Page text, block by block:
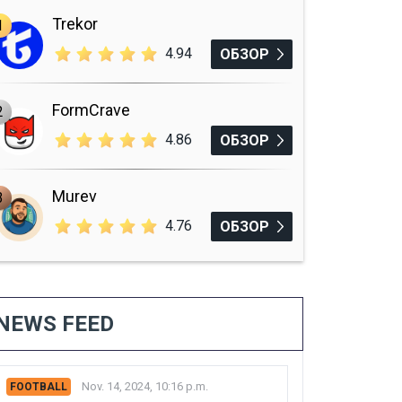
Trekor
4.94 ОБЗОР
FormCrave
4.86 ОБЗОР
Murev
4.76 ОБЗОР
FEED
FOOTBALL Nov. 14, 2024, 10:16 p.m.